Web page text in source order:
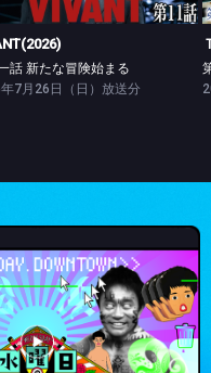
話 新たな冒険始まる
7月26日（日）放送分